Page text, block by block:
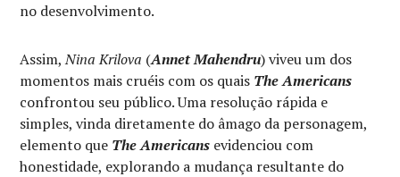
no desenvolvimento.
Assim,Nina Krilova (Annet Mahendru) viveu um dos
momentos mais cruéis com os quais The Americans
confrontou seu público. Uma resolução rápida e
simples, vinda diretamente do âmago da personagem,
elemento que The Americans evidenciou com
honestidade, explorando a mudança resultante do